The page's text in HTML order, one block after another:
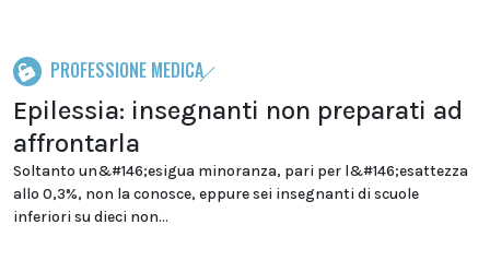
PROFESSIONE MEDICA
Epilessia: insegnanti non preparati ad
affrontarla
Soltanto un&#146;esigua minoranza, pari per l&#146;esattezza
allo 0,3%, non la conosce, eppure sei insegnanti di scuole
inferiori su dieci non...